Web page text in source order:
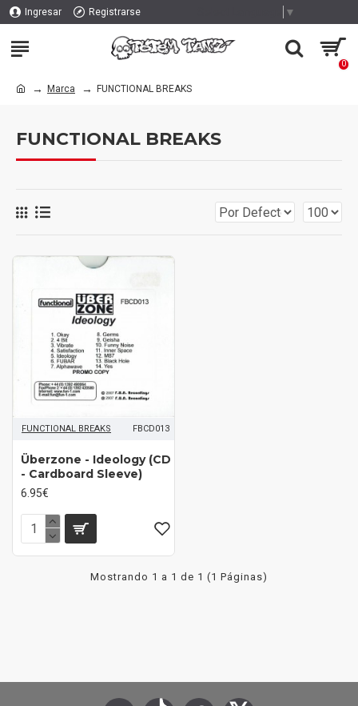
Ingresar Registrarse ▼
0
Marca FUNCTIONAL BREAKS
FUNCTIONAL BREAKS
FUNCTIONAL BREAKS FBCD013
Überzone ‎- Ideology (CD
- Cardboard Sleeve)
6.95€
Mostrando 1 a 1 de 1 (1 Páginas)